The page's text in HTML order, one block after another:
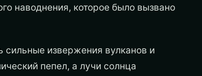
наводнения, которое было вызвано
сильные извержения вулканов и
пепел, а лучи солнца